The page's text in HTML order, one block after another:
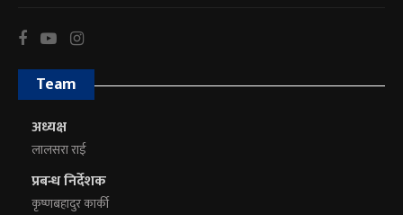
Team
अध्यक्ष
लालसरा राई
प्रबन्ध निर्देशक
कृष्णबहादुर कार्की